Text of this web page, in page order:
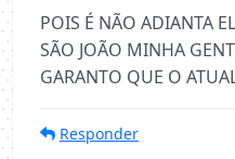
POIS É NÃO ADIANTA
SÃO JOÃO MINHA
GARANTO QUE O
Responder